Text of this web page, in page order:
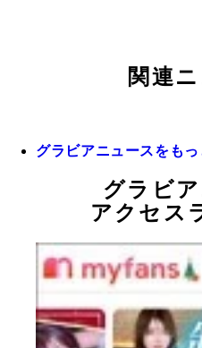
関連
グラビアニュースをもっ
グラビ
アクセス